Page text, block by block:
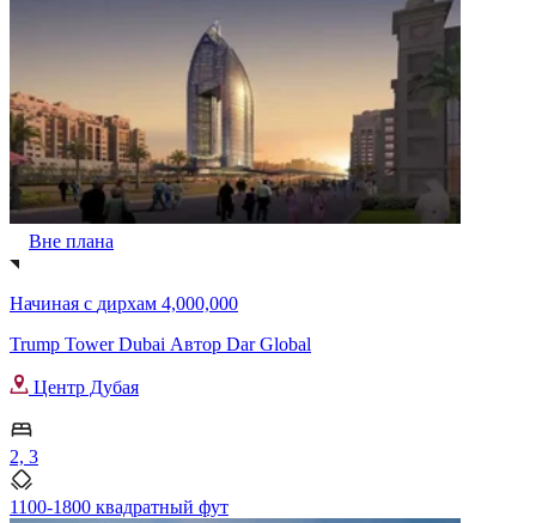
Вне плана
Начиная с дирхам 4,000,000
Trump Tower Dubai Автор Dar Global
Центр Дубая
2, 3
1100-1800 квадратный фут